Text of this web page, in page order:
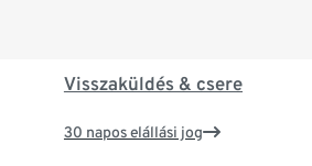
Visszaküldés & csere
30 napos elállási jog